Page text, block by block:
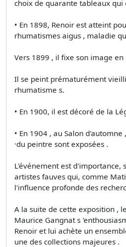
choix de quarante tableaux qui
• En 1898, Renoir est atteint
rhumatismes aigus , maladie
Vers 1899 , il fixe son image
Il se peint prématurément
rhumatisme s.
• En 1900, il est décoré de la
• En 1904 , au Salon
·du peintre sont exposées .
L'événement est d'importance,
artistes fauves qui, comme
l'influence profonde des
A la suite de cette exposition ,
Maurice Gangnat s
Renoir et lui achète un
une des collections majeures .